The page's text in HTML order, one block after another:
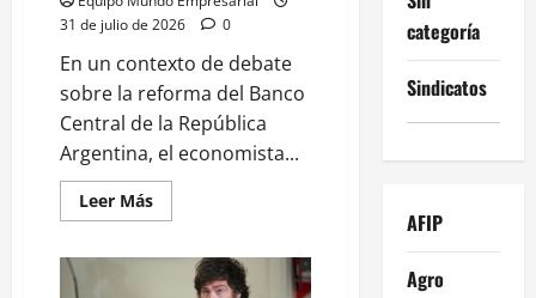
31 de julio de 2026
0
En un contexto de debate
sobre la reforma del Banco
Central de la República
Argentina, el economista...
Leer MásLeer
más
Economista
uruguayo
categoría
Sindicatos
AFIP
Agro